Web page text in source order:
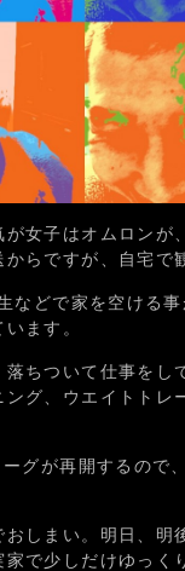
女子はオムロンが
らですが、自宅で
などで家を空ける
ます。
ちついて仕事をし
グ、ウエイトトレ
グが再開するので
しまい。明日、明
で少しだけゆっく